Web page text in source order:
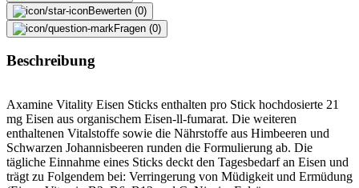
Bewerten (0)
Fragen (0)
Beschreibung
Axamine Vitality Eisen Sticks enthalten pro Stick hochdosierte 21
mg Eisen aus organischem Eisen-ll-fumarat. Die weiteren
enthaltenen Vitalstoffe sowie die Nährstoffe aus Himbeeren und
Schwarzen Johannisbeeren runden die Formulierung ab. Die
tägliche Einnahme eines Sticks deckt den Tagesbedarf an Eisen und
trägt zu Folgendem bei: Verringerung von Müdigkeit und Ermüdung